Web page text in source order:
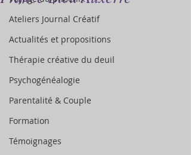
Ateliers Journal Créatif
Actualités et propositions
Thérapie créative du deuil
Psychogénéalogie
Parentalité & Couple
Formation
Témoignages